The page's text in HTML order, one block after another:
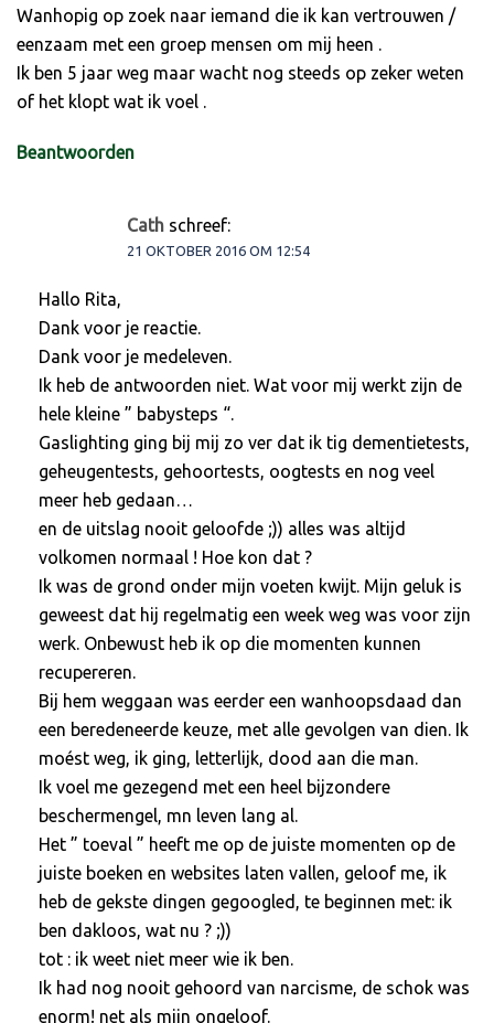
Wanhopig op zoek naar iemand die ik kan vertrouwen /
eenzaam met een groep mensen om mij heen .
Ik ben 5 jaar weg maar wacht nog steeds op zeker weten
of het klopt wat ik voel .
Beantwoorden
Cath schreef:
21 OKTOBER 2016 OM 12:54
Hallo Rita,
Dank voor je reactie.
Dank voor je medeleven.
Ik heb de antwoorden niet. Wat voor mij werkt zijn de
hele kleine ” babysteps “.
Gaslighting ging bij mij zo ver dat ik tig dementietests,
geheugentests, gehoortests, oogtests en nog veel
meer heb gedaan…
en de uitslag nooit geloofde ;)) alles was altijd
volkomen normaal ! Hoe kon dat ?
Ik was de grond onder mijn voeten kwijt. Mijn geluk is
geweest dat hij regelmatig een week weg was voor zijn
werk. Onbewust heb ik op die momenten kunnen
recupereren.
Bij hem weggaan was eerder een wanhoopsdaad dan
een beredeneerde keuze, met alle gevolgen van dien. Ik
moést weg, ik ging, letterlijk, dood aan die man.
Ik voel me gezegend met een heel bijzondere
beschermengel, mn leven lang al.
Het ” toeval ” heeft me op de juiste momenten op de
juiste boeken en websites laten vallen, geloof me, ik
heb de gekste dingen gegoogled, te beginnen met: ik
ben dakloos, wat nu ? ;))
tot : ik weet niet meer wie ik ben.
Ik had nog nooit gehoord van narcisme, de schok was
enorm! net als mijn ongeloof.